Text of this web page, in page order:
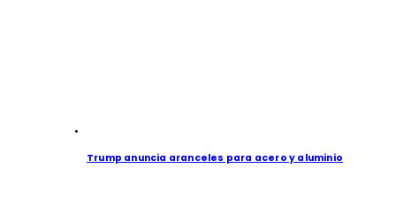
Trump anuncia aranceles para acero y aluminio